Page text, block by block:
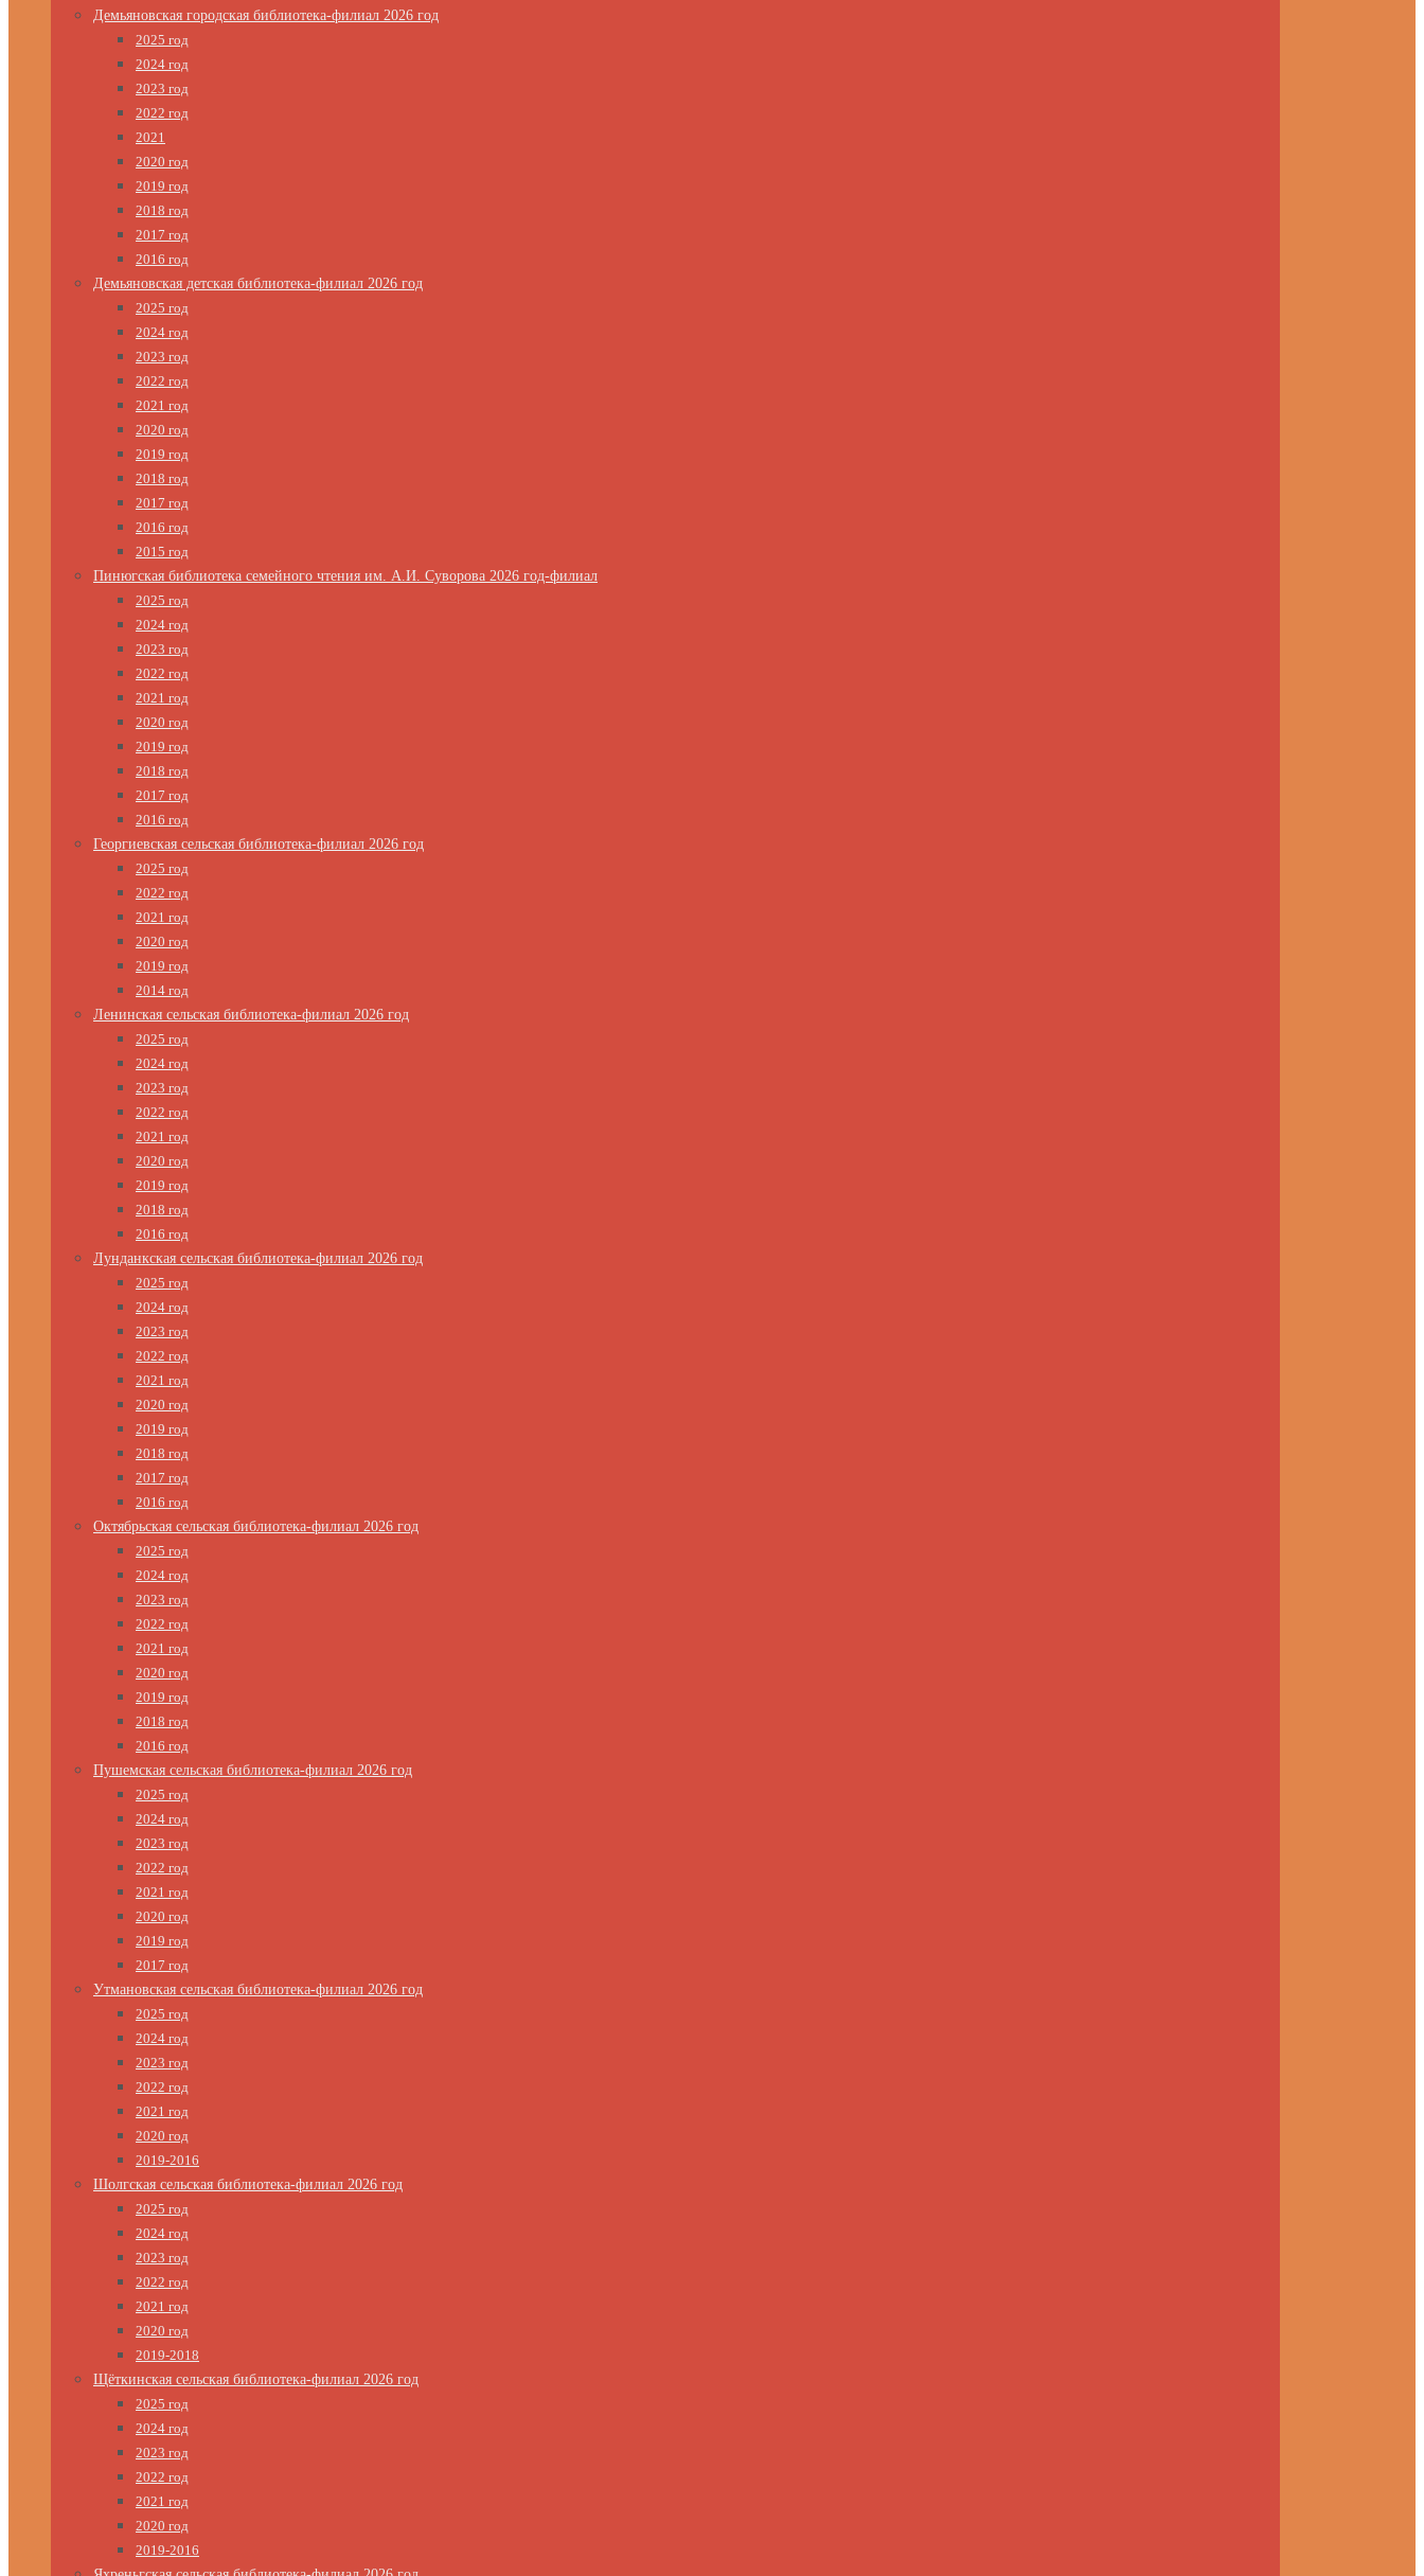
Демьяновская городская библиотека-филиал 2026 год
2025 год
2024 год
2023 год
2022 год
2021
2020 год
2019 год
2018 год
2017 год
2016 год
Демьяновская детская библиотека-филиал 2026 год
2025 год
2024 год
2023 год
2022 год
2021 год
2020 год
2019 год
2018 год
2017 год
2016 год
2015 год
Пинюгская библиотека семейного чтения им. А.И. Суворова 2026 год-филиал
2025 год
2024 год
2023 год
2022 год
2021 год
2020 год
2019 год
2018 год
2017 год
2016 год
Георгиевская сельская библиотека-филиал 2026 год
2025 год
2022 год
2021 год
2020 год
2019 год
2014 год
Ленинская сельская библиотека-филиал 2026 год
2025 год
2024 год
2023 год
2022 год
2021 год
2020 год
2019 год
2018 год
2016 год
Лунданкская сельская библиотека-филиал 2026 год
2025 год
2024 год
2023 год
2022 год
2021 год
2020 год
2019 год
2018 год
2017 год
2016 год
Октябрьская сельская библиотека-филиал 2026 год
2025 год
2024 год
2023 год
2022 год
2021 год
2020 год
2019 год
2018 год
2016 год
Пушемская сельская библиотека-филиал 2026 год
2025 год
2024 год
2023 год
2022 год
2021 год
2020 год
2019 год
2017 год
Утмановская сельская библиотека-филиал 2026 год
2025 год
2024 год
2023 год
2022 год
2021 год
2020 год
2019-2016
Шолгская сельская библиотека-филиал 2026 год
2025 год
2024 год
2023 год
2022 год
2021 год
2020 год
2019-2018
Щёткинская сельская библиотека-филиал 2026 год
2025 год
2024 год
2023 год
2022 год
2021 год
2020 год
2019-2016